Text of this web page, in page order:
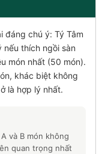
đáng chú ý: Tý Tâm
nếu thích ngồi sàn
món nhất (50 món).
khác biệt không
là hợp lý nhất.
và B món không
quan trọng nhất